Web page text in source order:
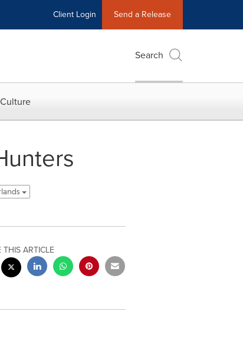
Client Login Send a Release
Search
THIS ARTICLE